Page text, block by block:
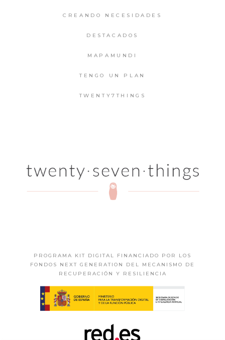
CREANDO NECESIDADES
DESTACADOS
MAPAMUNDI
TENGO UN PLAN
TWENTY7THINGS
PROGRAMA KIT DIGITAL FINANCIADO POR LOS
FONDOS NEXT GENERATION DEL MECANISMO DE
RECUPERACIÓN Y RESILIENCIA